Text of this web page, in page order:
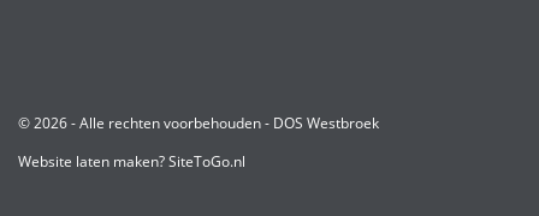
© 2026 - Alle rechten voorbehouden - DOS Westbroek
Website laten maken?SiteToGo.nl